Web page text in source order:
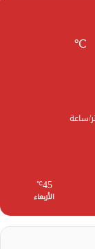
℃
45
℃
الأربعاء